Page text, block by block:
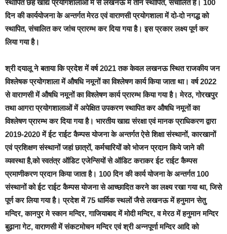
स्थापित छह खाद्य प्रयोगशालाओं में से लखनऊ में तीन स्थापित, संचालित हैं। 100
दिन की कार्ययोजना के अन्तर्गत मेरठ एवं वाराणसी प्रयोगशाला में दो-दो नगद्ध को
स्थापित, संचालित कर जांच प्रारम्भ कर दिया गया है। इस प्रकार लक्ष्य पूर्ण कर
लिया गया है।
श्री दयालू ने बताया कि प्रदेश में वर्ष 2021 तक केवल लखनऊ स्थित राजकीय जन
विश्लेषक प्रयोगशाला में औषधि नमूनों का विश्लेषण कार्य किया जाता था। वर्ष 2022
से वाराणसी में औषधि नमूनों का विश्लेषण कार्य प्रारम्भ किया गया है। मेरठ, गोरखपुर
तथा आगरा प्रयोगशालाओं में अपेक्षित उपकरण स्थापित कर औषधि नमूनों का
विश्लेषण प्रारम्भ कर दिया गया है। भारतीय खाद्य संरक्षा एवं मानक प्राधिकरण द्वारा
2019-2020 में ईट राईट कैम्पस योजना के अन्तर्गत ऐसे शिक्षा संस्थानों, कारखानों
एवं प्रशिक्षण संस्थानों जहां छात्रों, कर्मचारियों को भोजन प्रदान किये जाने की
व्यवस्था है,को स्वतंत्र ऑडिट एजेन्सियों से ऑडिट कराकर ईट राईट कैम्पस
प्रमाणीकरण प्रदान किया जाता है। 100 दिन की कार्य योजना के अन्तर्गत 100
संस्थानों को ईट राईट कैम्पस योजना से आच्छादित करने का लक्ष्य रखा गया था, जिसे
पूर्ण कर लिया गया है। प्रदेश में 75 धार्मिक स्थलों जैसे लखनऊ में हनुमान सेतु
मन्दिर, कानपुर मे स्कान मन्दिर, गाजियाबाद में मोदी मन्दिर, व मेरठ में हनुमान मन्दिर
बुढ़ाना गेट, वाराणसी में संकटमोचन मन्दिर एवं श्री अन्नपूर्णा मन्दिर आदि को